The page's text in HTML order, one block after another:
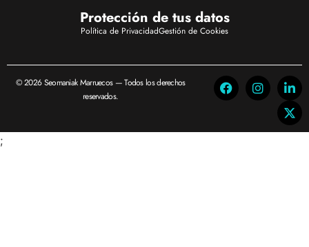
Protección de tus datos
Política de PrivacidadGestión de Cookies
© 2026 Seomaniak Marruecos — Todos los derechos
reservados.
;